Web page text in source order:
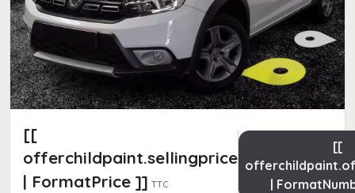
[[
offerchildpaint.sellingpricepart_ttc
| FormatPrice ]] TTC
[[
|